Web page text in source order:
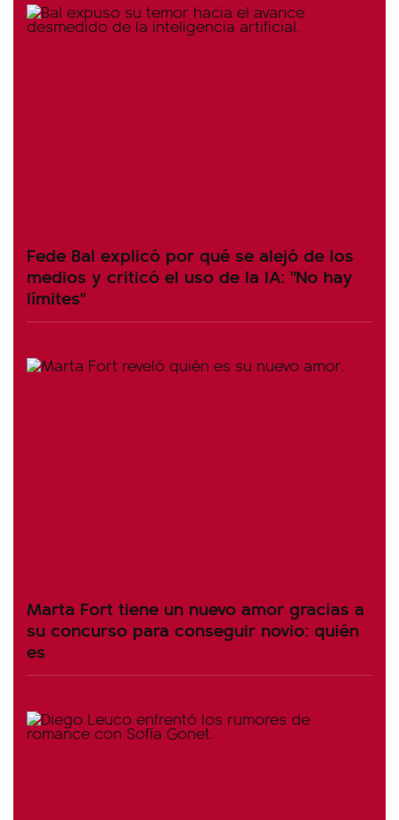
Fede Bal explicó por qué se alejó de los
medios y criticó el uso de la IA: "No hay
límites"
Marta Fort tiene un nuevo amor gracias a
su concurso para conseguir novio: quién
es